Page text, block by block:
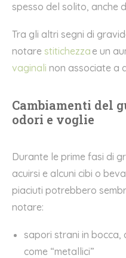
spesso del solito, anche
Tra gli altri segni di
notare stitichezza e un
vaginali non associate a
Cambiamenti del
odori e voglie
Durante le prime fasi di
acuirsi e alcuni cibi o
piaciuti potrebbero
notare:
sapori strani in bocca,
come “metallici”